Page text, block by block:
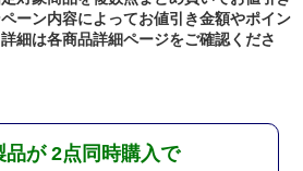
ーン内容によってお値引き金額やポイン
細は各商品詳細ページをご確認くださ
品が 2点同時購入で